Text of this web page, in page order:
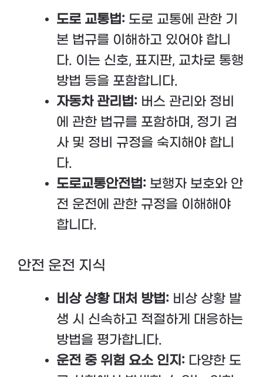
도로 교통법: 도로 교통에 관한 기
본 법규를 이해하고 있어야 합니
다. 이는 신호, 표지판, 교차로 통행
방법 등을 포함합니다.
자동차 관리법: 버스 관리와 정비
에 관한 법규를 포함하며, 정기 검
사 및 정비 규정을 숙지해야 합니
다.
도로교통안전법: 보행자 보호와 안
전 운전에 관한 규정을 이해해야
합니다.
안전 운전 지식
비상 상황 대처 방법: 비상 상황 발
생 시 신속하고 적절하게 대응하는
방법을 평가합니다.
운전 중 위험 요소 인지: 다양한 도